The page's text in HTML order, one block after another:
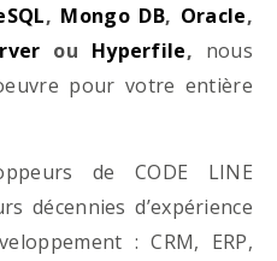
, Mongo DB, Oracle,
ou Hyperfile, nous
pour votre entière
de CODE LINE
décennies d’expérience
: CRM, ERP,